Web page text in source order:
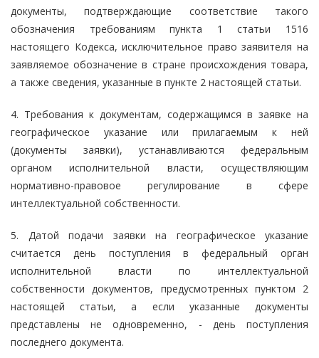
документы, подтверждающие соответствие такого
обозначения требованиям пункта 1 статьи 1516
настоящего Кодекса, исключительное право заявителя на
заявляемое обозначение в стране происхождения товара,
а также сведения, указанные в пункте 2 настоящей статьи.
4. Требования к документам, содержащимся в заявке на
географическое указание или прилагаемым к ней
(документы заявки), устанавливаются федеральным
органом исполнительной власти, осуществляющим
нормативно-правовое регулирование в сфере
интеллектуальной собственности.
5. Датой подачи заявки на географическое указание
считается день поступления в федеральный орган
исполнительной власти по интеллектуальной
собственности документов, предусмотренных пунктом 2
настоящей статьи, а если указанные документы
представлены не одновременно, - день поступления
последнего документа.